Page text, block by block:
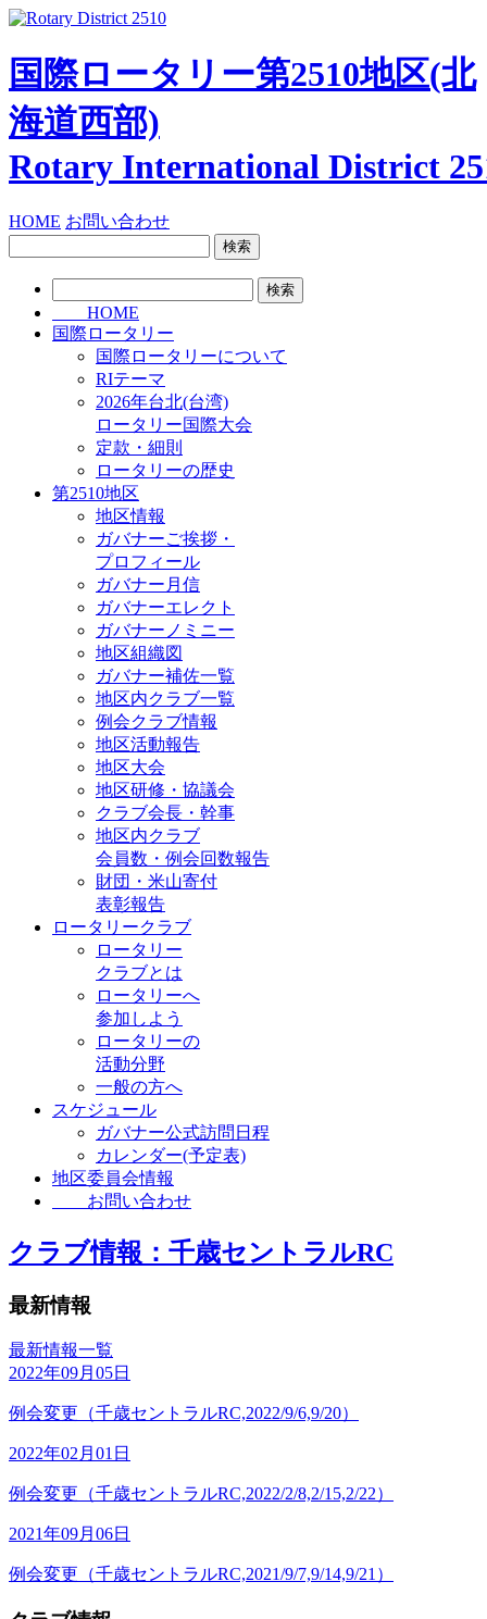
国際ロータリー第2510地区(北
海道西部)
Rotary International District
HOME お問い合わせ
HOME
国際ロータリー
国際ロータリーについて
RIテーマ
2026年台北(台湾)
ロータリー国際大会
定款・細則
ロータリーの歴史
第2510地区
地区情報
ガバナーご挨拶・
プロフィール
ガバナー月信
ガバナーエレクト
ガバナーノミニー
地区組織図
ガバナー補佐一覧
地区内クラブ一覧
例会クラブ情報
地区活動報告
地区大会
地区研修・協議会
クラブ会長・幹事
地区内クラブ
会員数・例会回数報告
財団・米山寄付
表彰報告
ロータリークラブ
ロータリー
クラブとは
ロータリーへ
参加しよう
ロータリーの
活動分野
一般の方へ
スケジュール
ガバナー公式訪問日程
カレンダー(予定表)
地区委員会情報
お問い合わせ
クラブ情報：千歳セントラルRC
最新情報
最新情報一覧
2022年09月05日
例会変更（千歳セントラルRC,2022/9/6,9/20）
2022年02月01日
例会変更（千歳セントラルRC,2022/2/8,2/15,2/22）
2021年09月06日
例会変更（千歳セントラルRC,2021/9/7,9/14,9/21）